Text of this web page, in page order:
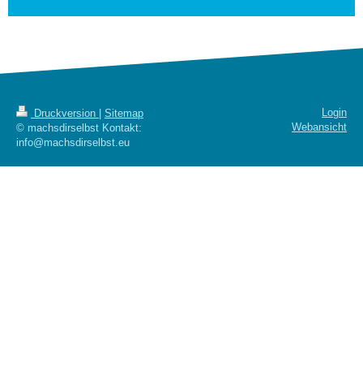
Druckversion
Sitemap
© machsdirselbst Kontakt:
info@machsdirselbst.eu
Login
Webansicht